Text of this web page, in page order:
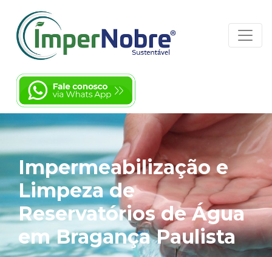
Impermeabilização e
Limpeza de
Reservatórios de Água
em Bragança Paulista